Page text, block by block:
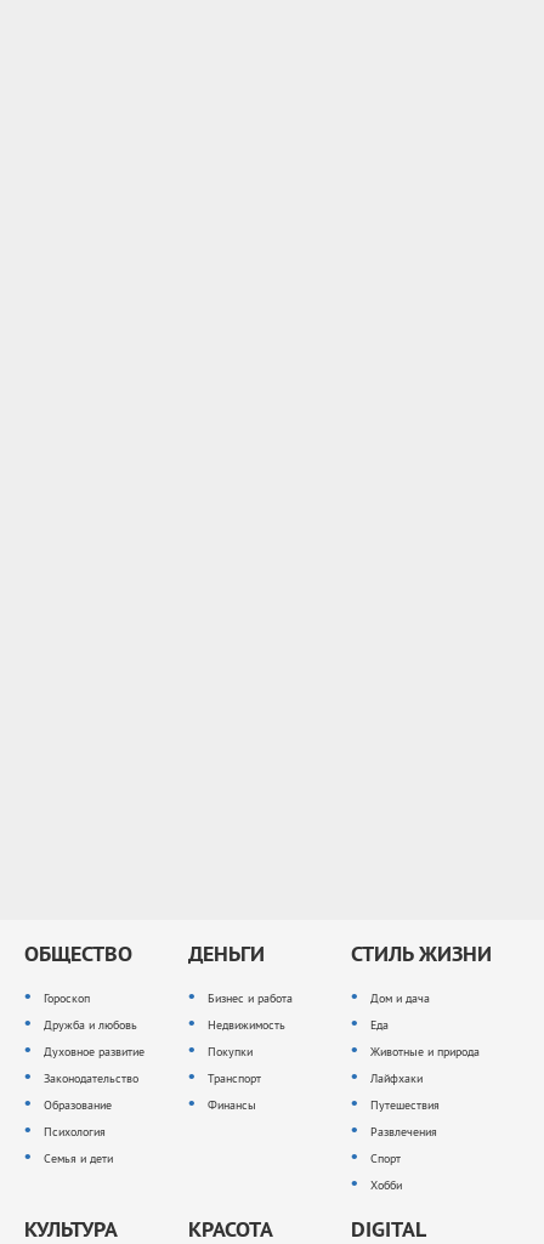
ОБЩЕСТВО
Гороскоп
Дружба и любовь
Духовное развитие
Законодательство
Образование
Психология
Семья и дети
ДЕНЬГИ
Бизнес и работа
Недвижимость
Покупки
Транспорт
Финансы
СТИЛЬ ЖИЗНИ
Дом и дача
Еда
Животные и природа
Лайфхаки
Путешествия
Развлечения
Спорт
Хобби
КУЛЬТУРА КРАСОТА DIGITAL